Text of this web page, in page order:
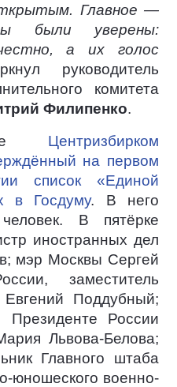
Главное —
были уверены:
а их голос
руководитель
комитета
Филипенко.
Центризбирком
на первом
список «Единой
в Госдуму. В него
В пятёрке
иностранных дел
мэр Москвы Сергей
заместитель
Поддубный;
Президенте России
Львова-Белова;
Главного штаба
юношеского военно-